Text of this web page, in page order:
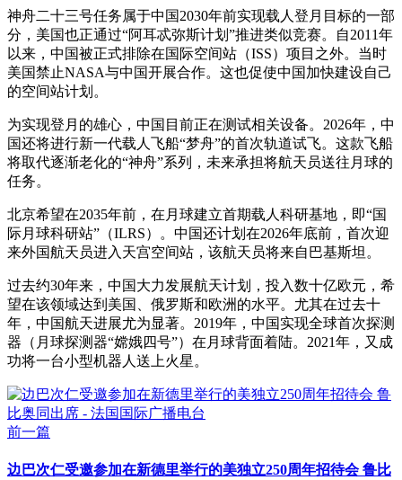
神舟二十三号任务属于中国2030年前实现载人登月目标的一部
分，美国也正通过“阿耳忒弥斯计划”推进类似竞赛。自2011年
以来，中国被正式排除在国际空间站（ISS）项目之外。当时
美国禁止NASA与中国开展合作。这也促使中国加快建设自己
的空间站计划。
为实现登月的雄心，中国目前正在测试相关设备。2026年，中
国还将进行新一代载人飞船“梦舟”的首次轨道试飞。这款飞船
将取代逐渐老化的“神舟”系列，未来承担将航天员送往月球的
任务。
北京希望在2035年前，在月球建立首期载人科研基地，即“国
际月球科研站”（ILRS）。中国还计划在2026年底前，首次迎
来外国航天员进入天宫空间站，该航天员将来自巴基斯坦。
过去约30年来，中国大力发展航天计划，投入数十亿欧元，希
望在该领域达到美国、俄罗斯和欧洲的水平。尤其在过去十
年，中国航天进展尤为显著。2019年，中国实现全球首次探测
器（月球探测器“嫦娥四号”）在月球背面着陆。2021年，又成
功将一台小型机器人送上火星。
前一篇
边巴次仁受邀参加在新德里举行的美独立250周年招待会 鲁比